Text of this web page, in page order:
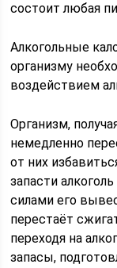
состоит любая
Алкогольные
организму
воздействием
Организм,
немедленно
от них
запасти
силами его
перестаёт
переходя на
запасы,